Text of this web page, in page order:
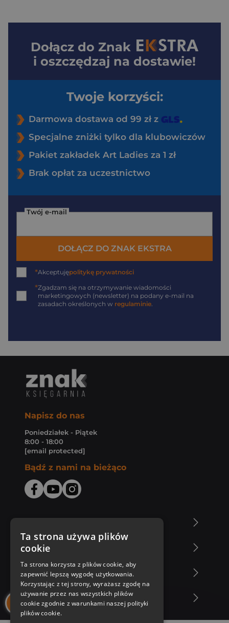
Dołącz do Znak
i oszczędzaj na dostawie!
Twoje korzyści:
Darmowa dostawa od 99 zł z
Specjalne zniżki tylko dla klubowiczów
Pakiet zakładek Art Ladies za 1 zł
Brak opłat za uczestnictwo
Twój e-mail
DOŁĄCZ DO ZNAK EKSTRA
*Akceptujępolitykę prywatności
*Zgadzam się na otrzymywanie wiadomości
marketingowych (newsletter) na podany e-mail na
zasadach określonych w regulaminie.
Napisz do nas
Poniedziałek - Piątek
8:00 - 18:00
[email protected]
Bądź z nami na bieżąco
Zakupy u nas
Nasza oferta
Nasi autorzy
Ta strona używa plików
cookie
Ta strona korzysta z plików cookie, aby
zapewnić lepszą wygodę użytkowania.
Korzystając z tej strony, wyrażasz zgodę na
używanie przez nas wszystkich plików
cookie zgodnie z warunkami naszej polityki
plików cookie.